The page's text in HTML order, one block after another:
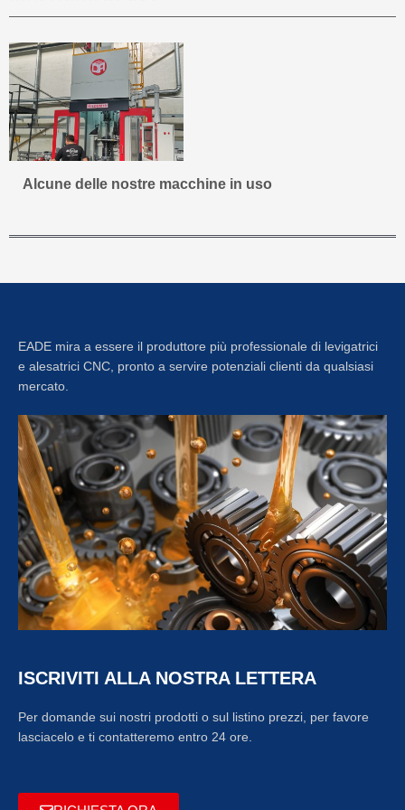
Alcune delle nostre macchine in uso
EADE mira a essere il produttore più professionale di levigatrici
e alesatrici CNC, pronto a servire potenziali clienti da qualsiasi
mercato.
ISCRIVITI ALLA NOSTRA LETTERA
Per domande sui nostri prodotti o sul listino prezzi, per favore
lasciacelo e ti contatteremo entro 24 ore.